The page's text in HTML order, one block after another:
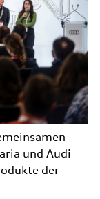
und Audi
der